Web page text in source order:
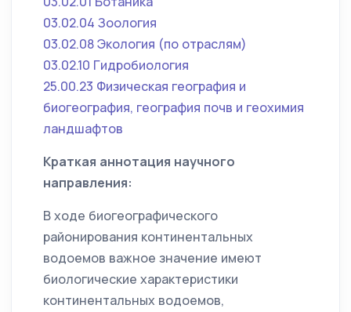
03.02.04 Зоология
03.02.08 Экология (по отраслям)
03.02.10 Гидробиология
25.00.23 Физическая география и
биогеография, география почв и геохимия
ландшафтов
Краткая аннотация научного
направления:
В ходе биогеографического
районирования континентальных
водоемов важное значение имеют
биологические характеристики
континентальных водоемов,